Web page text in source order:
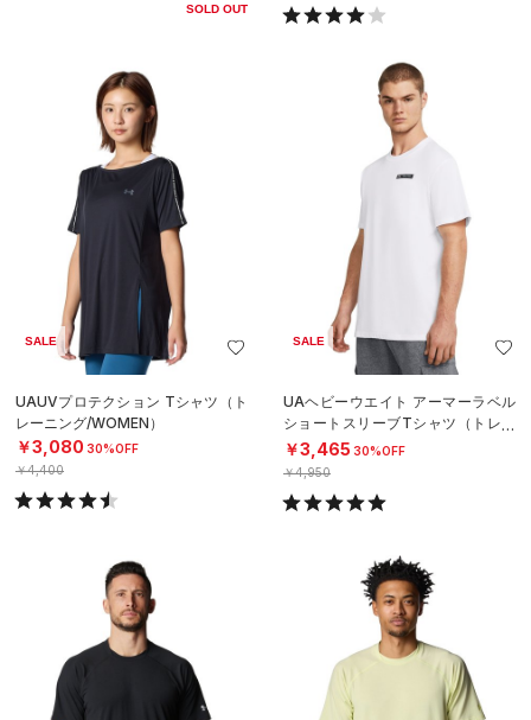
SOLD OUT
SALE
UAUVプロテクション Tシャツ（ト
レーニング/WOMEN）
￥3,080 30%OFF
￥4,400
SALE
UAヘビーウエイト アーマーラベル
ショートスリーブTシャツ（トレー
ニング/MEN）
￥3,465 30%OFF
￥4,950